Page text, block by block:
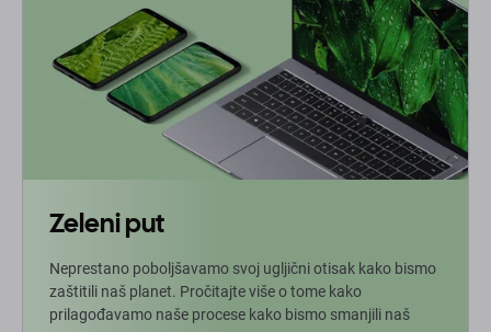
Zeleni put
Neprestano poboljšavamo svoj ugljični otisak kako bismo
zaštitili naš planet. Pročitajte više o tome kako
prilagođavamo naše procese kako bismo smanjili naš